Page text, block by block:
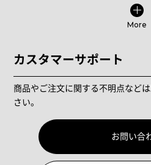
More
カスタマーサポート
商品やご注文に関する不明点など
さい。
お問い合